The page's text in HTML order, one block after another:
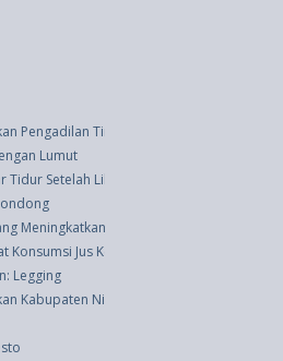
Pengadilan Tinggi Kupang Dan
Lumut
Setelah Liburan
Meningkatkan Nilai Jual Kembali
Konsumsi Jus Kemasan
Legging
Kabupaten Nias Selatan, Kabupaten